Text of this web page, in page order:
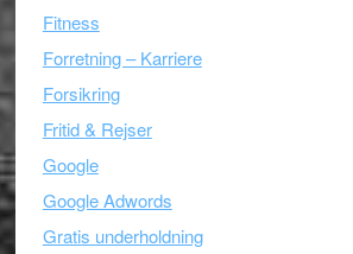
Fitness
Forretning – Karriere
Forsikring
Fritid & Rejser
Google
Google Adwords
Gratis underholdning